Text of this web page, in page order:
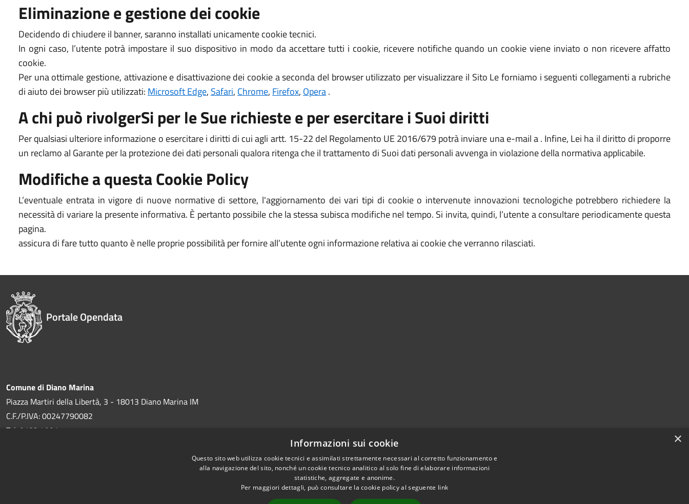
Eliminazione e gestione dei cookie
Decidendo di chiudere il banner, saranno installati unicamente cookie tecnici.
In ogni caso, l’utente potrà impostare il suo dispositivo in modo da accettare tutti i cookie, ricevere notifiche quando un cookie viene inviato o non ricevere affatto
cookie.
Per una ottimale gestione, attivazione e disattivazione dei cookie a seconda del browser utilizzato per visualizzare il Sito Le forniamo i seguenti collegamenti a rubriche
di aiuto dei browser più utilizzati: Microsoft Edge, Safari, Chrome, Firefox, Opera.
A chi può rivolgerSi per le Sue richieste e per esercitare i Suoi diritti
Per qualsiasi ulteriore informazione o esercitare i diritti di cui agli artt. 15-22 del Regolamento UE 2016/679 potrà inviare una e-mail a . Infine, Lei ha il diritto di proporre
un reclamo al Garante per la protezione dei dati personali qualora ritenga che il trattamento di Suoi dati personali avvenga in violazione della normativa applicabile.
Modifiche a questa Cookie Policy
L’eventuale entrata in vigore di nuove normative di settore, l'aggiornamento dei vari tipi di cookie o intervenute innovazioni tecnologiche potrebbero richiedere la
necessità di variare la presente informativa. È pertanto possibile che la stessa subisca modifiche nel tempo. Si invita, quindi, l’utente a consultare periodicamente questa
pagina.
assicura di fare tutto quanto è nelle proprie possibilità per fornire all’utente ogni informazione relativa ai cookie che verranno rilasciati.
Portale Opendata
Comune di Diano Marina
Piazza Martiri della Libertà, 3 - 18013 Diano Marina IM
C.F./P.IVA: 00247790082
Tel. 0183 4901
×
Informazioni sui cookie
Questo sito web utilizza cookie tecnici e assimilati strettamente necessari al corretto funzionamento e
alla navigazione del sito, nonché un cookie tecnico analitico al solo fine di elaborare informazioni
statistiche, aggregate e anonime.
Per maggiori dettagli, può consultare la cookie policy al seguente link